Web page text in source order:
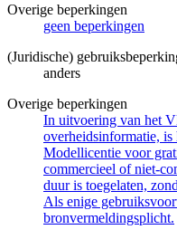
Overige beperkingen
geen beperkingen
(Juridische)
anders
Overige beperkingen
In uitvoering van het
overheidsinformatie, is
Modellicentie voor
commercieel of niet-
duur is toegelaten,
Als enige
bronvermeldingsplicht.